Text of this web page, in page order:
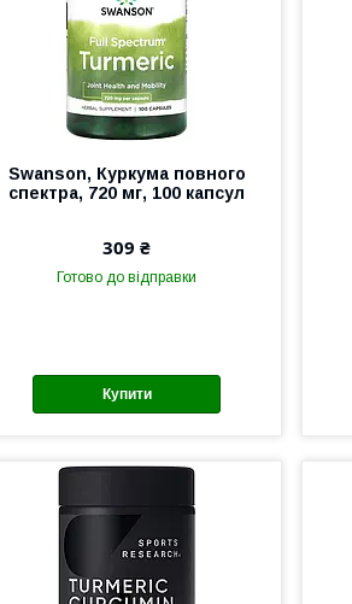
Swanson, Куркума повного
спектра, 720 мг, 100 капсул
309 ₴
Готово до відправки
Купити